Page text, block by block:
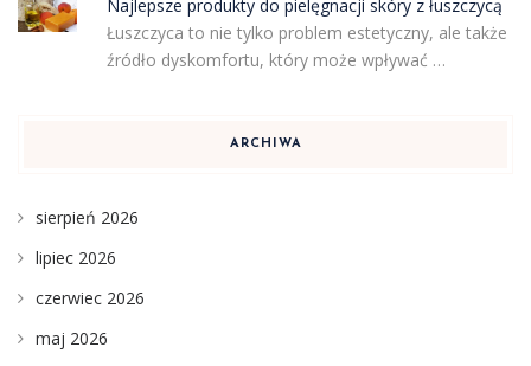
Najlepsze produkty do pielęgnacji skóry z łuszczycą
Łuszczyca to nie tylko problem estetyczny, ale także
źródło dyskomfortu, który może wpływać …
ARCHIWA
sierpień 2026
lipiec 2026
czerwiec 2026
maj 2026